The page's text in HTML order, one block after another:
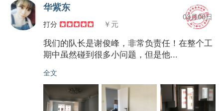
华紫东
打分 ￥元
03月06日
我们的队长是谢俊峰，非常负责任！在整个工
期中虽然碰到很多小问题，但是他...
全文